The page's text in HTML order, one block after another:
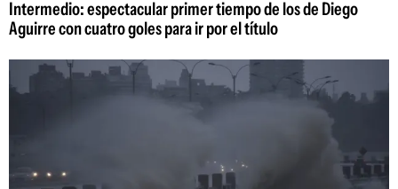
Intermedio: espectacular primer tiempo de los de Diego
Aguirre con cuatro goles para ir por el título